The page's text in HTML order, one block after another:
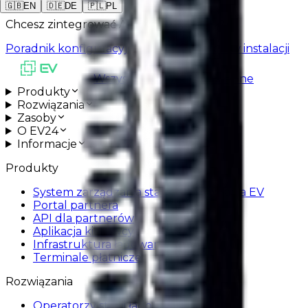
🇬🇧EN 🇩🇪DE 🇵🇱PL
Chcesz zintegrować AREX ACX-W z EV24?
Poradnik konfiguracyjny Umów wsparcie w instalacji
Wszystkie usługi są dostępne
Produkty
Rozwiązania
Zasoby
O EV24
Informacje
Produkty
System zarządzania stacjami ładowania EV
Portal partnera
API dla partnerów
Aplikacja kierowcy
Infrastruktura ładowania
Terminale płatnicze
Rozwiązania